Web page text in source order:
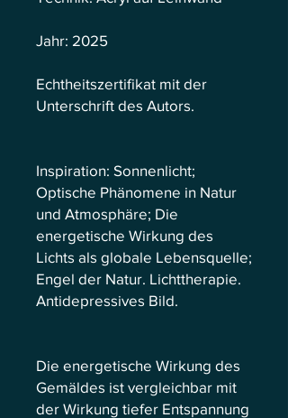
Jahr: 2025
Echtheitszertifikat mit der
Unterschrift des Autors.
Inspiration: Sonnenlicht;
Optische Phänomene in Natur
und Atmosphäre; Die
energetische Wirkung des
Lichts als globale Lebensquelle;
Engel der Natur. Lichttherapie.
Antidepressives Bild.
Die energetische Wirkung des
Gemäldes ist vergleichbar mit
der Wirkung tiefer Entspannung